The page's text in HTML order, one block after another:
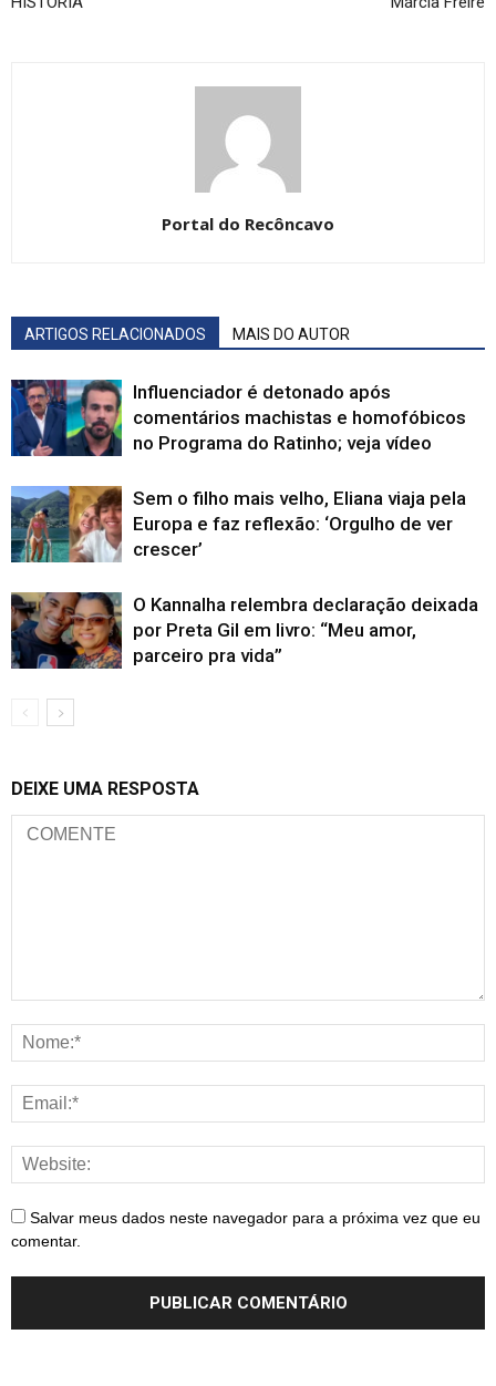
Portal do Recôncavo
ARTIGOS RELACIONADOS MAIS DO AUTOR
Influenciador é detonado após
comentários machistas e homofóbicos
no Programa do Ratinho; veja vídeo
Sem o filho mais velho, Eliana viaja pela
Europa e faz reflexão: ‘Orgulho de ver
crescer’
O Kannalha relembra declaração deixada
por Preta Gil em livro: “Meu amor,
parceiro pra vida”
DEIXE UMA RESPOSTA
Salvar meus dados neste navegador para a próxima vez que eu
comentar.